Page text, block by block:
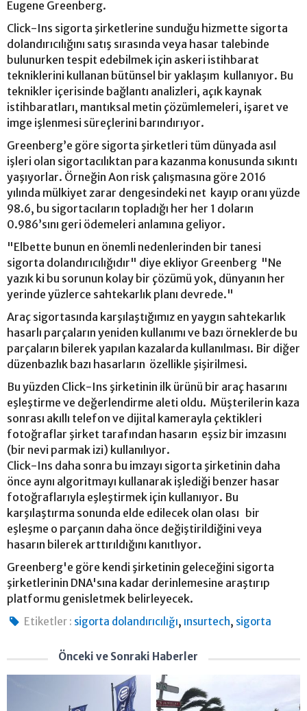
Eugene Greenberg.
Click-Ins sigorta şirketlerine sunduğu hizmette sigorta
dolandırıcılığını satış sırasında veya hasar talebinde
bulunurken tespit edebilmek için askeri istihbarat
tekniklerini kullanan bütünsel bir yaklaşım kullanıyor. Bu
teknikler içerisinde bağlantı analizleri, açık kaynak
istihbaratları, mantıksal metin çözümlemeleri, işaret ve
imge işlenmesi süreçlerini barındırıyor.
Greenberg’e göre sigorta şirketleri tüm dünyada asıl
işleri olan sigortacılıktan para kazanma konusunda sıkıntı
yaşıyorlar. Örneğin Aon risk çalışmasına göre 2016
yılında mülkiyet zarar dengesindeki net kayıp oranı yüzde
98.6, bu sigortacıların topladığı her her 1 doların
0.986’sını geri ödemeleri anlamına geliyor.
"Elbette bunun en önemli nedenlerinden bir tanesi
sigorta dolandırıcılığıdır" diye ekliyor Greenberg "Ne
yazık ki bu sorunun kolay bir çözümü yok, dünyanın her
yerinde yüzlerce sahtekarlık planı devrede."
Araç sigortasında karşılaştığımız en yaygın sahtekarlık
hasarlı parçaların yeniden kullanımı ve bazı örneklerde bu
parçaların bilerek yapılan kazalarda kullanılması. Bir diğer
düzenbazlık bazı hasarların özellikle şişirilmesi.
Bu yüzden Click-Ins şirketinin ilk ürünü bir araç hasarını
eşleştirme ve değerlendirme aleti oldu. Müşterilerin kaza
sonrası akıllı telefon ve dijital kamerayla çektikleri
fotoğraflar şirket tarafından hasarın eşsiz bir imzasını
(bir nevi parmak izi) kullanılıyor.
Click-Ins daha sonra bu imzayı sigorta şirketinin daha
önce aynı algoritmayı kullanarak işlediği benzer hasar
fotoğraflarıyla eşleştirmek için kullanıyor. Bu
karşılaştırma sonunda elde edilecek olan olası bir
eşleşme o parçanın daha önce değiştirildiğini veya
hasarın bilerek arttırıldığını kanıtlıyor.
Greenberg'e göre kendi şirketinin geleceğini sigorta
şirketlerinin DNA'sına kadar derinlemesine araştırıp
platformu genisletmek belirleyecek.
Etiketler : sigorta dolandırıcılığı, ınsurtech, sigorta
Önceki ve Sonraki Haberler